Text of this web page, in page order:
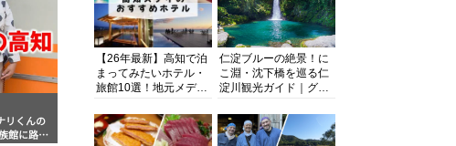
リくんの
館に路面
【26年最新】高知で泊
まってみたいホテル・
旅館10選！地元メディ
厳選
仁淀ブルーの絶景！に
こ淵・沈下橋を巡る仁
淀川観光ガイド｜グル
まで完全網羅！